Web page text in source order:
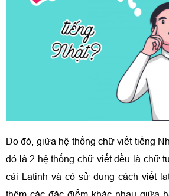
Do đó, giữa hệ thống chữ viết tiếng
đó là 2 hệ thống chữ viết đều là chữ
cái Latinh và có sử dụng cách viết